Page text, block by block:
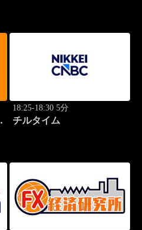
18:25-18:30 5分
チルタイム